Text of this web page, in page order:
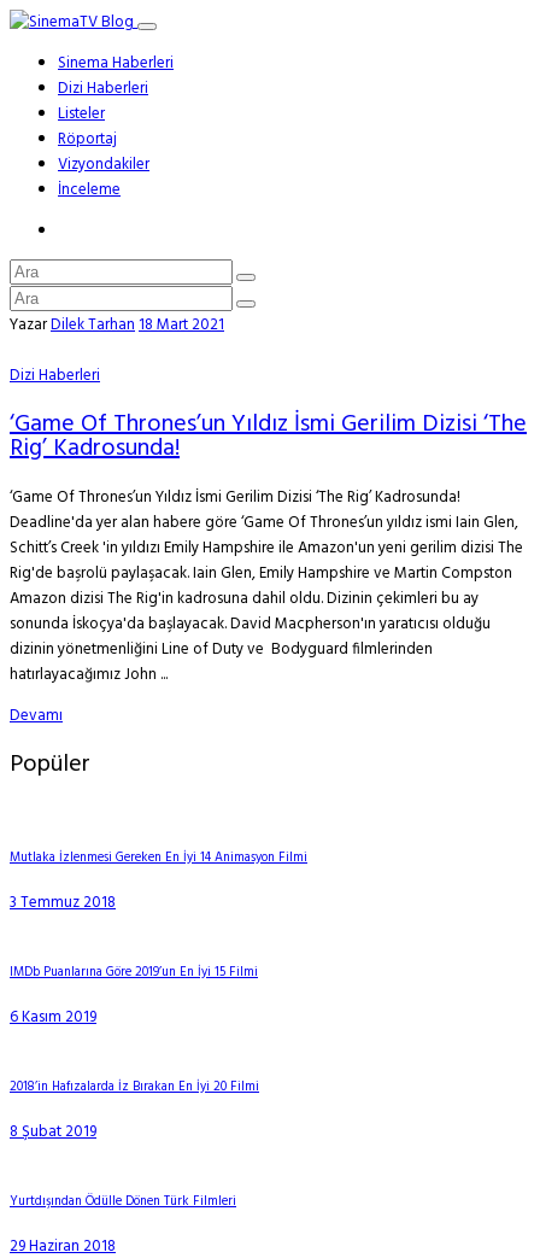
Sinema Haberleri
Dizi Haberleri
Listeler
Röportaj
Vizyondakiler
İnceleme
YazarDilek Tarhan18 Mart 2021
Dizi Haberleri
‘Game Of Thrones’un Yıldız İsmi Gerilim Dizisi ‘The
Rig’ Kadrosunda!
‘Game Of Thrones’un Yıldız İsmi Gerilim Dizisi ‘The Rig’ Kadrosunda!
Deadline'da yer alan habere göre ‘Game Of Thrones’un yıldız ismi Iain Glen,
Schitt’s Creek 'in yıldızı Emily Hampshire ile Amazon'un yeni gerilim dizisi The
Rig'de başrolü paylaşacak. Iain Glen, Emily Hampshire ve Martin Compston
Amazon dizisi The Rig'in kadrosuna dahil oldu. Dizinin çekimleri bu ay
sonunda İskoçya'da başlayacak. David Macpherson'ın yaratıcısı olduğu
dizinin yönetmenliğini Line of Duty ve Bodyguard filmlerinden
hatırlayacağımız John ...
Devamı
Popüler
Mutlaka İzlenmesi Gereken En İyi 14 Animasyon Filmi
3 Temmuz 2018
IMDb Puanlarına Göre 2019’un En İyi 15 Filmi
6 Kasım 2019
2018’in Hafızalarda İz Bırakan En İyi 20 Filmi
8 Şubat 2019
Yurtdışından Ödülle Dönen Türk Filmleri
29 Haziran 2018